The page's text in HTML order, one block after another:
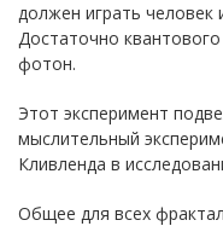
должен играть человек
Достаточно
фотон.
Этот эксперимент
мыслительный
Кливленда в
Общее для всех